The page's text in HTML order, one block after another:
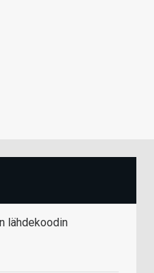
lähdekoodin